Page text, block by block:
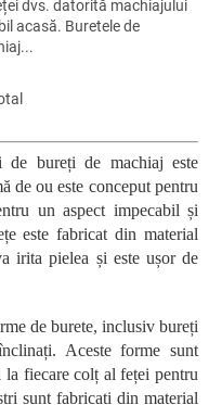
dvs. datorită machiajului
acasă. Buretele de
bureți de machiaj este
de ou este conceput pentru
un aspect impecabil și
este fabricat din material
irita pielea și este ușor de
de burete, inclusiv bureți
Aceste forme sunt
la fiecare colț al feței pentru
sunt fabricați din material